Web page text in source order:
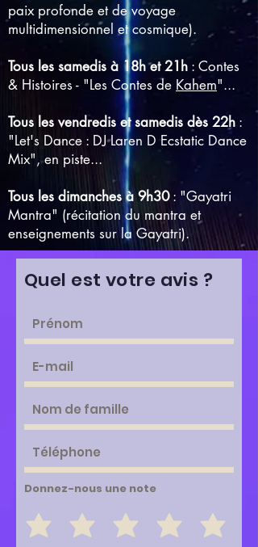
paix profonde et de voyage
multidimensionnel et cosmique).
Tous les samedis à 18h et 21h : Contes
& Histoires - "Les Contes de Kahem"...
Tous les vendredis et samedis dès 22h :
"Let's Dance : DJ Laren D Ecstatic Dance
Mix", en piste...
Tous les dimanches à 9h30: "Gayatri
Mantra" (récitation du mantra et
enseignements sur la Gayatri).
Quel est votre avis ?
Donnez-nous une note